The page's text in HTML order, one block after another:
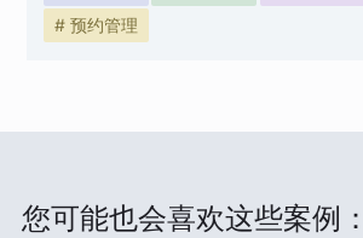
# 预约管理
您可能也会喜欢这些案例：